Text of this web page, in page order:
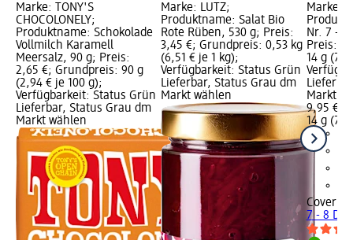
Marke: TONY'S
CHOCOLONELY;
Produktname: Schokolade
Vollmilch Karamell
Meersalz, 90 g; Preis:
2,65 €; Grundpreis: 90 g
(2,94 € je 100 g);
Verfügbarkeit: Status Grün
Lieferbar, Status Grau dm
Markt wählen
Marke: LUTZ;
Produktname: Salat Bio
Rote Rüben, 530 g; Preis:
3,45 €; Grundpreis: 0,53 kg
(6,51 € je 1 kg);
Verfügbarkeit: Status Grün
Lieferbar, Status Grau dm
Markt wählen
Marke:
Nr. 7 - 8
Preis:
14 g
Markt
9,95 €
14 g
Cover
7 - 8